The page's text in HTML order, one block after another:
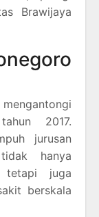
Brawijaya
2017.
jurusan
hanya
tetapi juga
berskala